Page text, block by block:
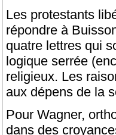
Les protestants
répondre à
quatre lettres qui
logique serrée
religieux. Les
aux dépens de la
Pour Wagner,
dans des